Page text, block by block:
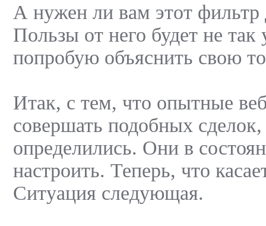
А нужен ли вам этот
Пользы от него будет не
попробую объяснить свою
Итак, с тем, что опытные
совершать подобных
определились. Они в
настроить. Теперь, что
Ситуация следующая.